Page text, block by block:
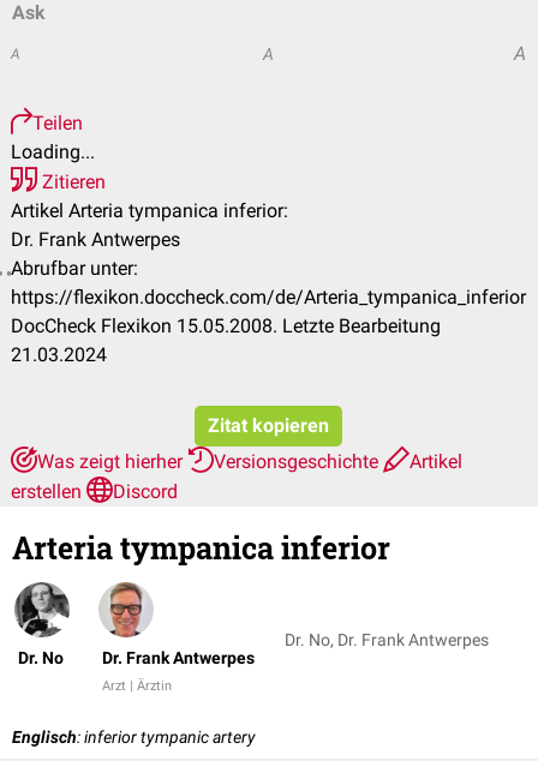
Ask
A A A
Teilen
Loading...
Zitieren
Artikel Arteria tympanica inferior:
Dr. Frank Antwerpes
Abrufbar unter:
https://flexikon.doccheck.com/de/Arteria_tympanica_inferior
DocCheck Flexikon 15.05.2008. Letzte Bearbeitung
21.03.2024
Zitat kopieren
Was zeigt hierher
Versionsgeschichte
Artikel
erstellen
Discord
Arteria tympanica inferior
Dr. No Dr. Frank Antwerpes
Arzt | Ärztin
Dr. No, Dr. Frank Antwerpes
Englisch: inferior tympanic artery